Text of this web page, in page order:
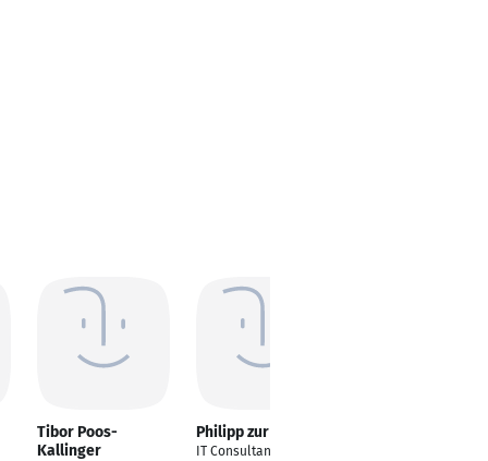
Tibor Poos-
Kallinger
Philipp zur Löwen
IT Consultant